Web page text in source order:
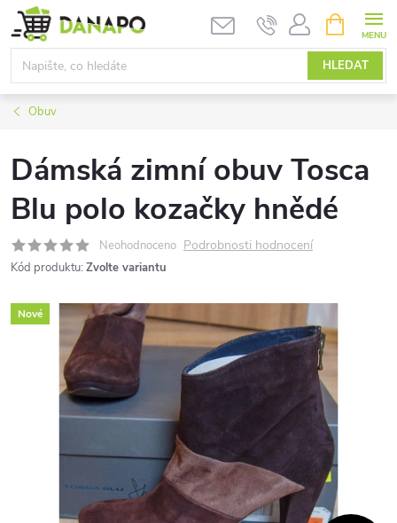
Přejít
na
obsah
HLEDAT
NÁKUPNÍ
KOŠÍK
Obuv
Dámská zimní obuv Tosca
Blu polo kozačky hnědé
Neohodnoceno Podrobnosti hodnocení
Kód produktu: Zvolte variantu
Nové